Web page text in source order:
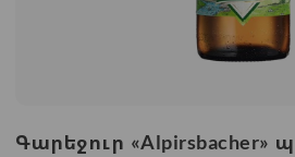
Գարեջուր «Alpirsbacher»